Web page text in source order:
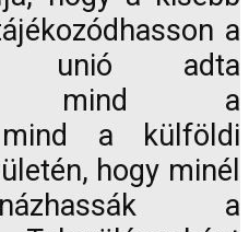
a
unió adta
mind a
mind a külföldi
hogy minél
a